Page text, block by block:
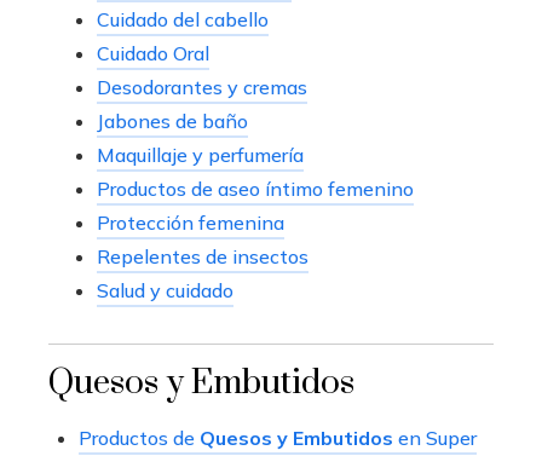
Cuidado del cabello
Cuidado Oral
Desodorantes y cremas
Jabones de baño
Maquillaje y perfumería
Productos de aseo íntimo femenino
Protección femenina
Repelentes de insectos
Salud y cuidado
Quesos y Embutidos
Productos de Quesos y Embutidos en Super